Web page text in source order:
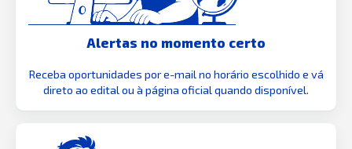
Alertas no momento certo
Receba oportunidades por e-mail no horário escolhido e vá
direto ao edital ou à página oficial quando disponível.